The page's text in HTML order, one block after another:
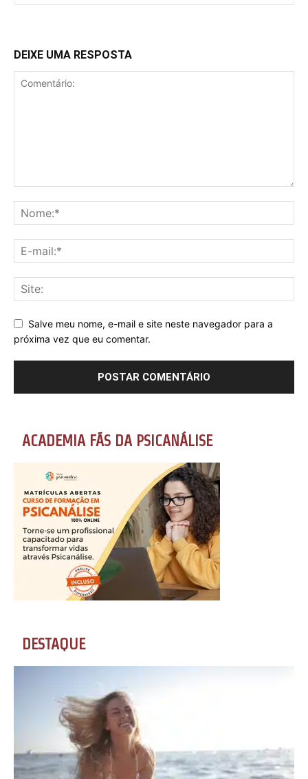
DEIXE UMA RESPOSTA
Salve meu nome, e-mail e site neste navegador para a
próxima vez que eu comentar.
ACADEMIA FÃS DA PSICANÁLISE
DESTAQUE